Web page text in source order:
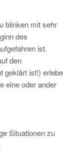
blinken mit sehr
des
ist.
den
geklärt ist!) erlebe
eine oder ander
Situationen zu